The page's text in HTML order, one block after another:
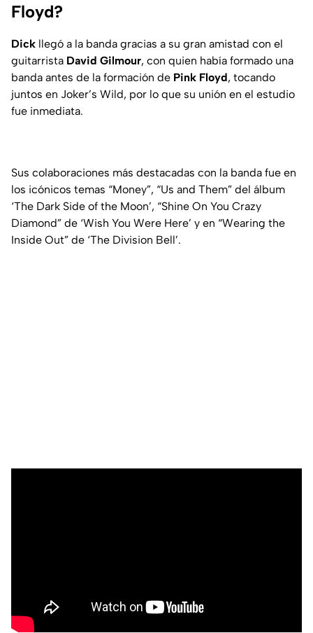
Floyd?
Dick llegó a la banda gracias a su gran amistad con el
guitarrista David Gilmour, con quien había formado una
banda antes de la formación de Pink Floyd, tocando
juntos en Joker’s Wild, por lo que su unión en el estudio
fue inmediata.
Sus colaboraciones más destacadas con la banda fue en
los icónicos temas “Money”, “Us and Them” del álbum
‘The Dark Side of the Moon’, “Shine On You Crazy
Diamond” de ‘Wish You Were Here’ y en “Wearing the
Inside Out” de ‘The Division Bell’.